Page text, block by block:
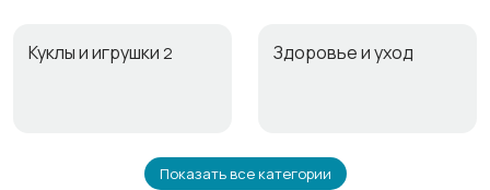
Куклы и игрушки 2 Здоровье и уход
Игрушки и игры
Показать все категории